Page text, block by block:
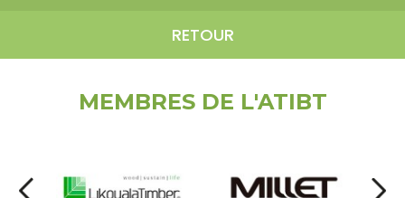
RETOUR
MEMBRES DE L'ATIBT